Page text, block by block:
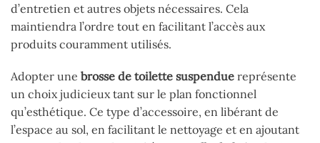
d’entretien et autres objets nécessaires. Cela
maintiendra l’ordre tout en facilitant l’accès aux
produits couramment utilisés.
Adopter une brosse de toilette suspendue représente
un choix judicieux tant sur le plan fonctionnel
qu’esthétique. Ce type d’accessoire, en libérant de
l’espace au sol, en facilitant le nettoyage et en ajoutant